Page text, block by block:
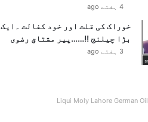
4 ہفتے ago
خوراک کی قلت اور خود کفالت ۔ایک
بڑا چیلنج !!……پیر مشتاق رضوی
3 ہفتے ago
Liqui Moly Lahore German Oil